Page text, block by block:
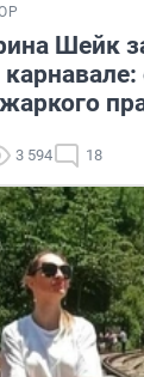
Шейк
3 594 18